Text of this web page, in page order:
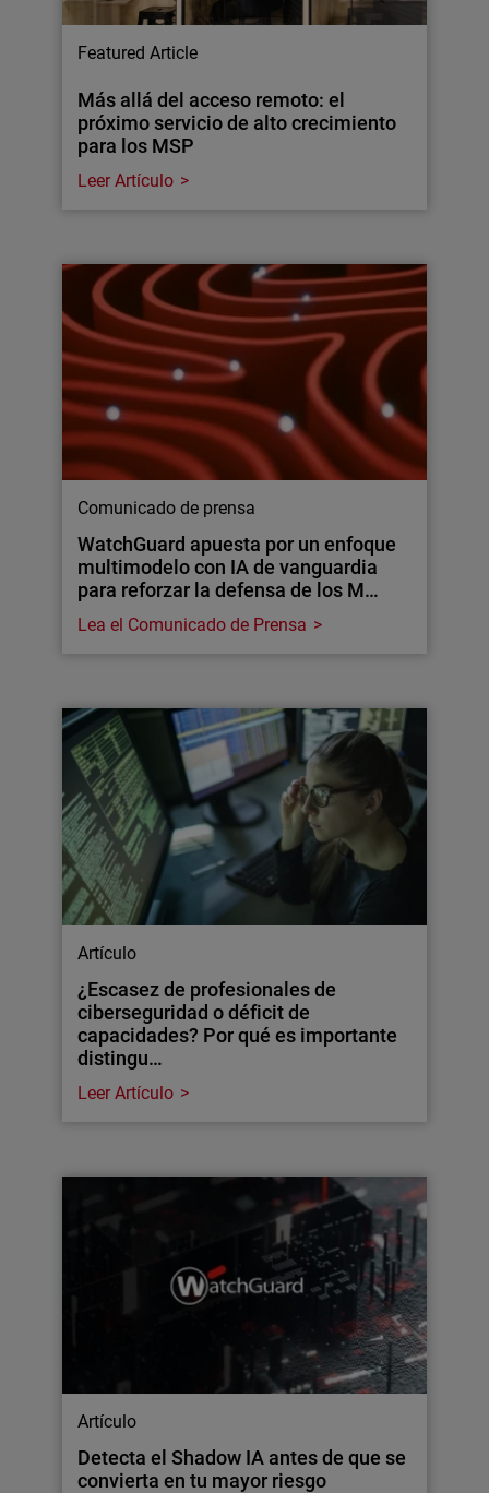
Featured Article
Más allá del acceso remoto: el
próximo servicio de alto crecimiento
para los MSP
Leer Artículo
Comunicado de prensa
WatchGuard apuesta por un enfoque
multimodelo con IA de vanguardia
para reforzar la defensa de los M…
Lea el Comunicado de Prensa
Artículo
¿Escasez de profesionales de
ciberseguridad o déficit de
capacidades? Por qué es importante
distingu…
Leer Artículo
Artículo
Detecta el Shadow IA antes de que se
convierta en tu mayor riesgo